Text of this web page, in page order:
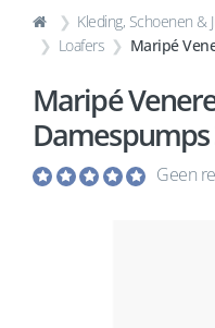
Kleding, Schoenen &
Loafers
Maripé
Maripé
Geen